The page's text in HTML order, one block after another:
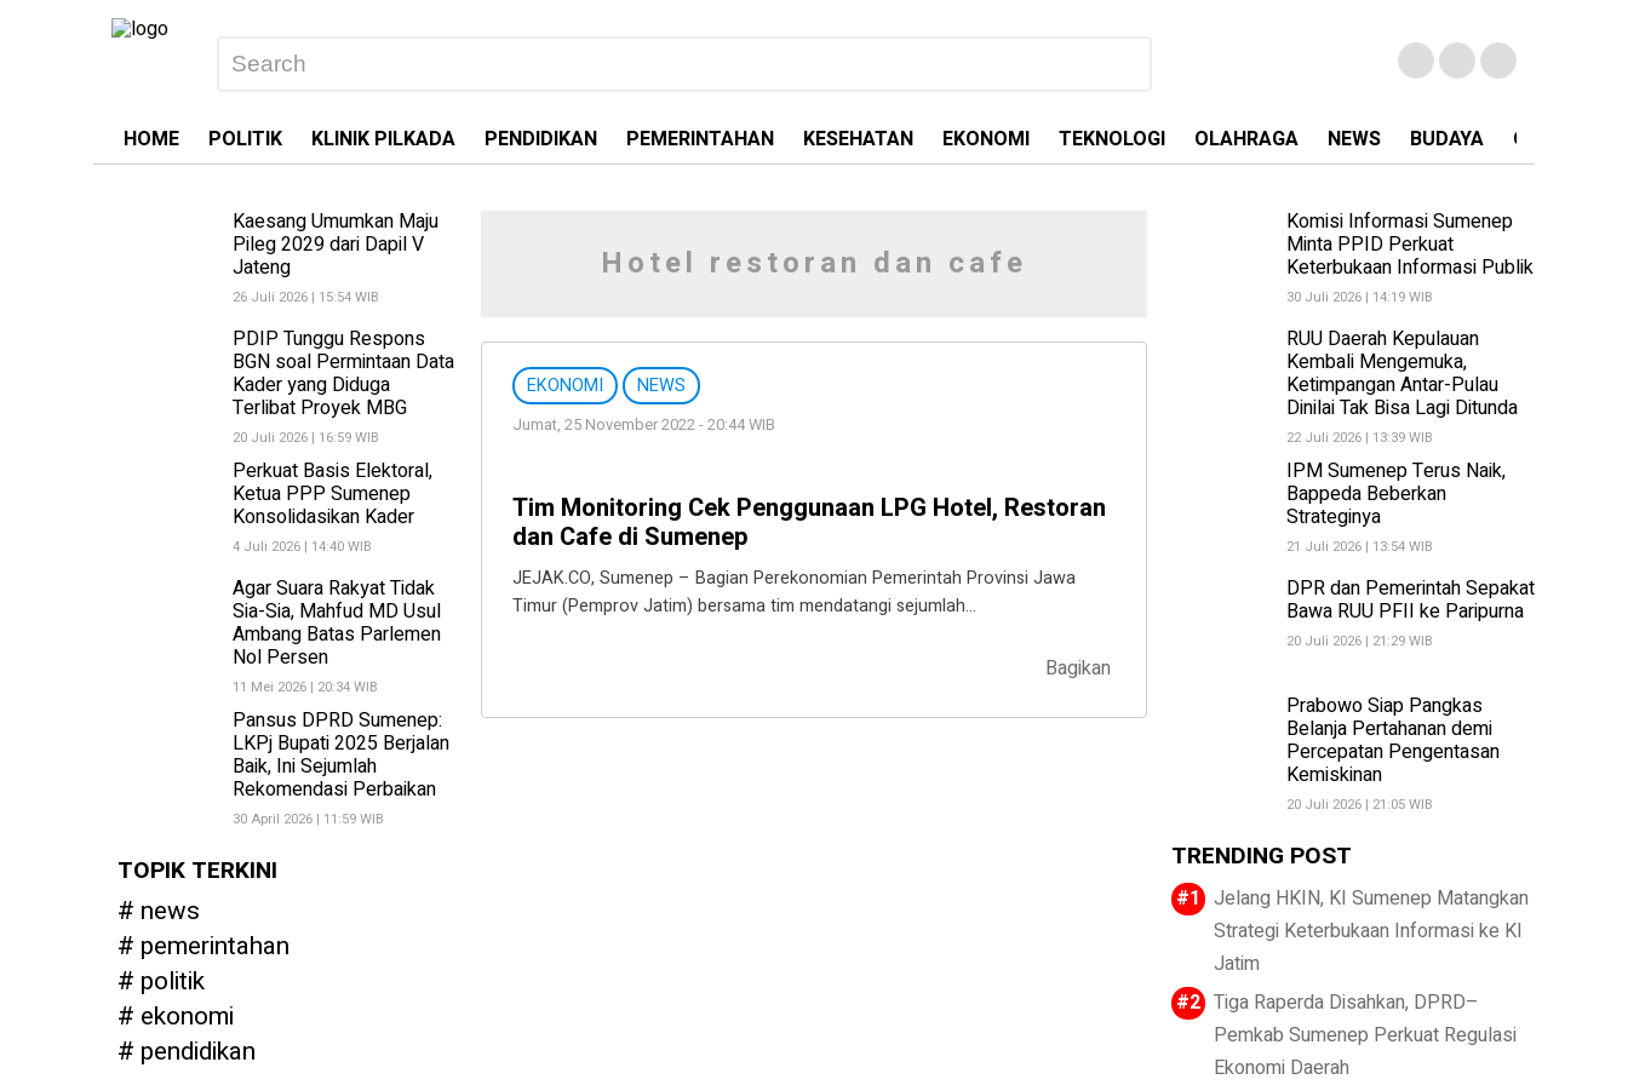
HOME POLITIK KLINIK PILKADA PENDIDIKAN PEMERINTAHAN KESEHATAN EKONOMI TEKNOLOGI OLAHRAGA NEWS BUDAYA OPINI
Kaesang Umumkan Maju
Pileg 2029 dari Dapil V
Jateng
26 Juli 2026 | 15:54 WIB
PDIP Tunggu Respons
BGN soal Permintaan Data
Kader yang Diduga
Terlibat Proyek MBG
20 Juli 2026 | 16:59 WIB
Perkuat Basis Elektoral,
Ketua PPP Sumenep
Konsolidasikan Kader
4 Juli 2026 | 14:40 WIB
Agar Suara Rakyat Tidak
Sia-Sia, Mahfud MD Usul
Ambang Batas Parlemen
Nol Persen
11 Mei 2026 | 20:34 WIB
Pansus DPRD Sumenep:
LKPj Bupati 2025 Berjalan
Baik, Ini Sejumlah
Rekomendasi Perbaikan
30 April 2026 | 11:59 WIB
TOPIK TERKINI
news
pemerintahan
politik
ekonomi
pendidikan
Hotel restoran dan cafe
EKONOMI NEWS
Jumat, 25 November 2022 - 20:44 WIB
Tim Monitoring Cek Penggunaan LPG Hotel, Restoran
dan Cafe di Sumenep
JEJAK.CO, Sumenep – Bagian Perekonomian Pemerintah Provinsi Jawa
Timur (Pemprov Jatim) bersama tim mendatangi sejumlah…
Bagikan
Komisi Informasi Sumenep
Minta PPID Perkuat
Keterbukaan Informasi Publik
30 Juli 2026 | 14:19 WIB
RUU Daerah Kepulauan
Kembali Mengemuka,
Ketimpangan Antar-Pulau
Dinilai Tak Bisa Lagi Ditunda
22 Juli 2026 | 13:39 WIB
IPM Sumenep Terus Naik,
Bappeda Beberkan
Strateginya
21 Juli 2026 | 13:54 WIB
DPR dan Pemerintah Sepakat
Bawa RUU PFII ke Paripurna
20 Juli 2026 | 21:29 WIB
Prabowo Siap Pangkas
Belanja Pertahanan demi
Percepatan Pengentasan
Kemiskinan
20 Juli 2026 | 21:05 WIB
TRENDING POST
Jelang HKIN, KI Sumenep Matangkan
Strategi Keterbukaan Informasi ke KI
Jatim
Tiga Raperda Disahkan, DPRD–
Pemkab Sumenep Perkuat Regulasi
Ekonomi Daerah